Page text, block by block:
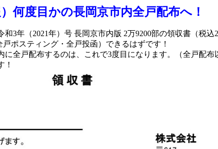
何度目かの長岡京市内全戸配布へ！
3年（2021年）号 長岡京市内版 2万9200部の領収書（税込
ポスティング・全戸投函）できるはずです！
全戸配布するのは、これで3度目になります。（全戸配
！